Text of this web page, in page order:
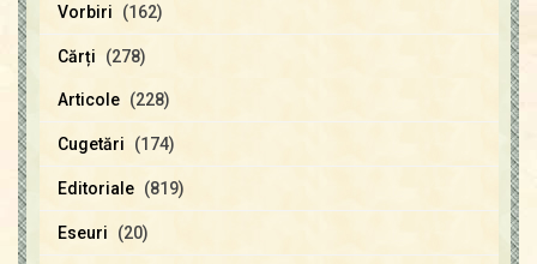
Vorbiri (162)
Cărți (278)
Articole (228)
Cugetări (174)
Editoriale (819)
Eseuri (20)